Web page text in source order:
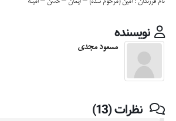
نویسنده
مسعود مجدی
نظرات (13)